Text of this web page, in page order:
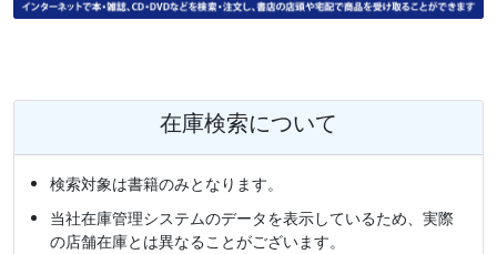
在庫検索について
検索対象は書籍のみとなります。
当社在庫管理システムのデータを表示しているため、実際
の店舗在庫とは異なることがございます。